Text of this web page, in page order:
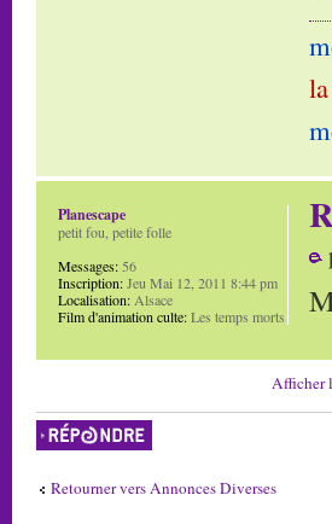
Planescape
petit fou, petite folle
Messages:56
Inscription:Jeu Mai 12, 2011 8:44 pm
Localisation:Alsace
Film d'animation culte:Les temps morts
Afficher
Répondre
Retourner vers Annonces Diverses